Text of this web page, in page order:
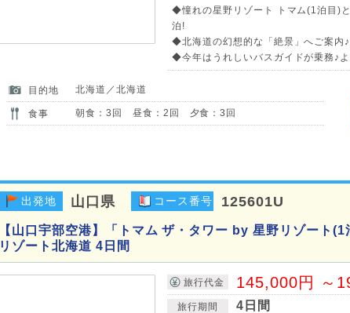
◆憧れの星野リゾート トマム(1泊目)
泊!
◆北海道の幻想的な「絶景」へご案内♪
◆今年はうれしいバスガイドが乗務♪
目的地 北海道／北海道
食事 朝食：3回 昼食：2回 夕食：3回
出発地 山口県 コース番号 125601U
【山口宇部空港】「トマム ザ・タワー by 星野リゾート
リゾート北海道 4日間
旅行代金 145,000円 ～
旅行期間 4日間